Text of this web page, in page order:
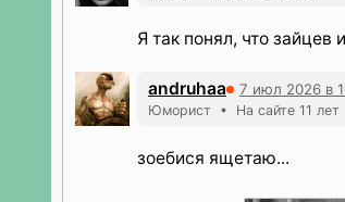
Я так понял, что
andruhaa 7 июл 2026 в
Юморист • На сайте 11 лет
зоебися ящетаю...